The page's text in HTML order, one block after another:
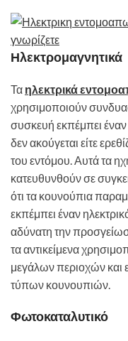
Ηλεκτρομαγνητικά
Τα ηλεκτρικά
χρησιμοποιούν
συσκευή εκπέμπει
δεν ακούγεται είτε
του εντόμου. Αυτά τα
κατευθυνθούν σε
ότι τα κουνούπια
εκπέμπει έναν
αδύνατη την
τα αντικείμενα
μεγάλων περιοχών και
τύπων κουνουπιών.
Φωτοκαταλυτικό